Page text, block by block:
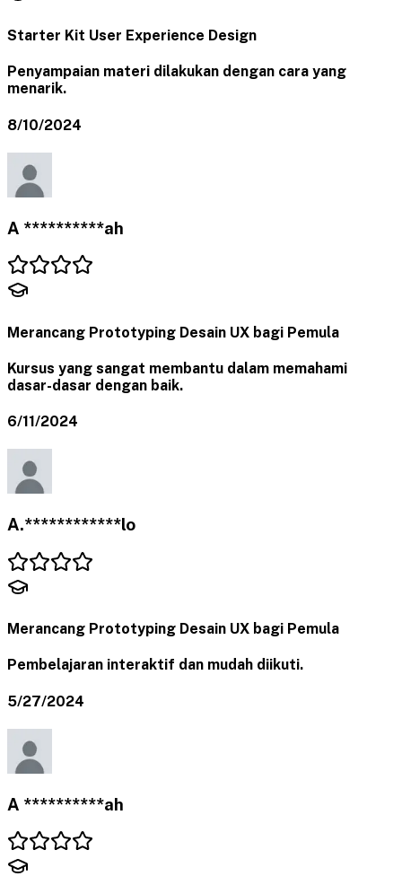
Starter Kit User Experience Design
Penyampaian materi dilakukan dengan cara yang
menarik.
8/10/2024
A **********ah
Merancang Prototyping Desain UX bagi Pemula
Kursus yang sangat membantu dalam memahami
dasar-dasar dengan baik.
6/11/2024
A.************lo
Merancang Prototyping Desain UX bagi Pemula
Pembelajaran interaktif dan mudah diikuti.
5/27/2024
A **********ah